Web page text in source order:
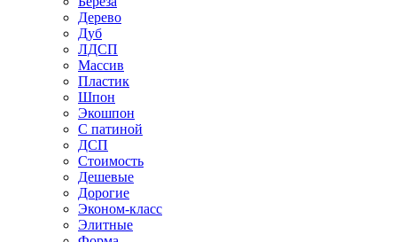
Дерево
Дуб
ЛДСП
Массив
Пластик
Шпон
Экошпон
С патиной
ДСП
Стоимость
Дешевые
Дорогие
Эконом-класс
Элитные